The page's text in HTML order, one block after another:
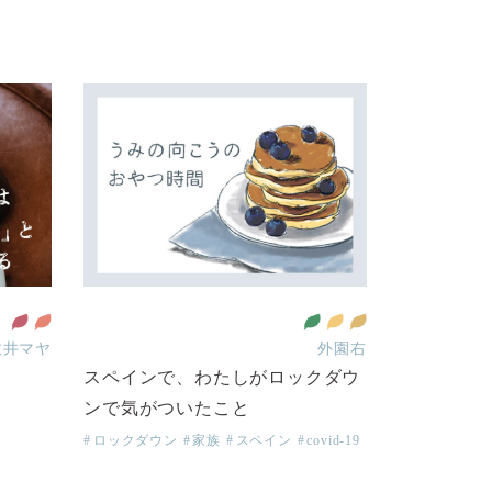
マヤ 外園右
スペインで、わたしがロックダウ
ンで気がついたこと
ロックダウン 家族 スペイン covid-19